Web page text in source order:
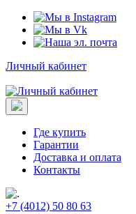
Личный кабинет
Где купить
Гарантии
Доставка и оплата
Контакты
+7 (4012) 50 80 63